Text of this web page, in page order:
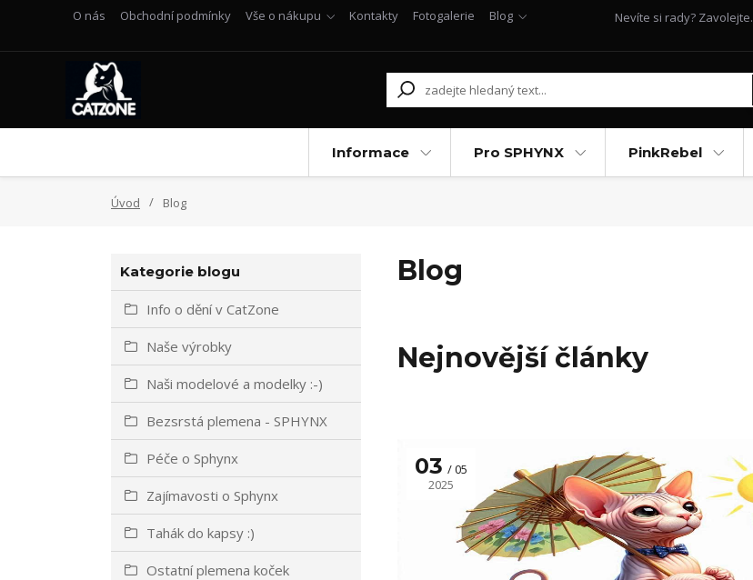
O nás Obchodní podmínky Vše o nákupu Kontakty Fotogalerie Blog Nevíte si rady? Zavolejte.
Informace Pro SPHYNX PinkRebel
Úvod Blog
Kategorie blogu
Info o dění v CatZone
Naše výrobky
Naši modelové a modelky :-)
Bezsrstá plemena - SPHYNX
Péče o Sphynx
Zajímavosti o Sphynx
Tahák do kapsy :)
Ostatní plemena koček
Blog
Nejnovější články
03
05
2025